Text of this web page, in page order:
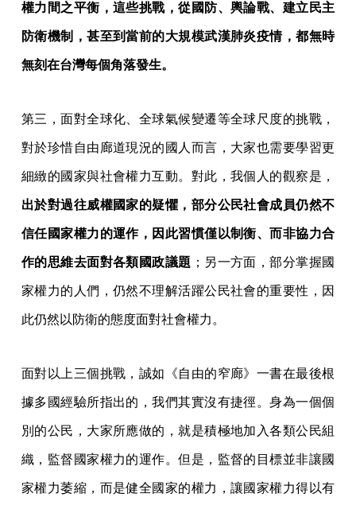
權力間之平衡，這些挑戰，從國防、輿論戰、建立民主
防衛機制，甚至到當前的大規模武漢肺炎疫情，都無時
無刻在台灣每個角落發生。
第三，面對全球化、全球氣候變遷等全球尺度的挑戰，
對於珍惜自由廊道現況的國人而言，大家也需要學習更
細緻的國家與社會權力互動。對此，我個人的觀察是，
出於對過往威權國家的疑懼，部分公民社會成員仍然不
信任國家權力的運作，因此習慣僅以制衡、而非協力合
作的思維去面對各類國政議題 ；另一方面，部分掌握國
家權力的人們，仍然不理解活躍公民社會的重要性，因
此仍然以防衛的態度面對社會權力。
面對以上三個挑戰，誠如《自由的窄廊》一書在最後根
據多國經驗所指出的，我們其實沒有捷徑。身為一個個
別的公民，大家所應做的，就是積極地加入各類公民組
織，監督國家權力的運作。但是，監督的目標並非讓國
家權力萎縮，而是健全國家的權力，讓國家權力得以有